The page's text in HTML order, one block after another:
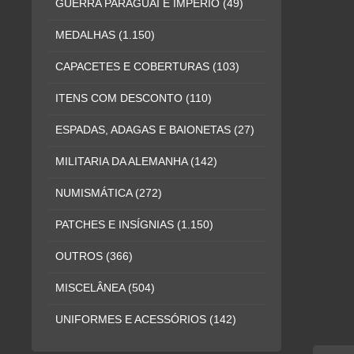
GUERRA PARAGUAI E IMPÉRIO (49)
MEDALHAS (1.150)
CAPACETES E COBERTURAS (103)
ITENS COM DESCONTO (110)
ESPADAS, ADAGAS E BAIONETAS (27)
MILITARIA DA ALEMANHA (142)
NUMISMÁTICA (272)
PATCHES E INSÍGNIAS (1.150)
OUTROS (366)
MISCELÂNEA (504)
UNIFORMES E ACESSÓRIOS (142)